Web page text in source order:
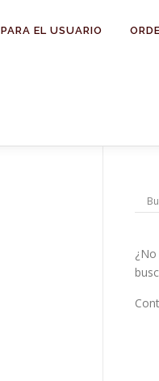
PARA EL USUARIO